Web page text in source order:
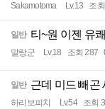
Sakamotoma Lv.13 조
일반 티~원 이젠 유
말랑군 Lv.18 조회 287
일반 근데 미드 빼곤
하리보피치 Lv.54 조회